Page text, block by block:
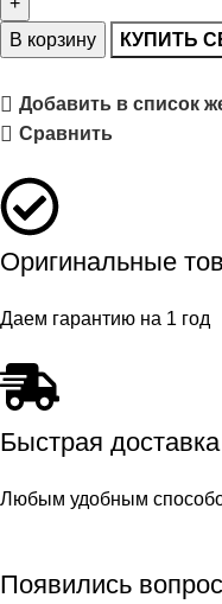
В корзину КУПИТЬ
Добавить в список
Сравнить
Оригинальные
Даем гарантию на 1 год
Быстрая доставка
Любым удобным
Появились